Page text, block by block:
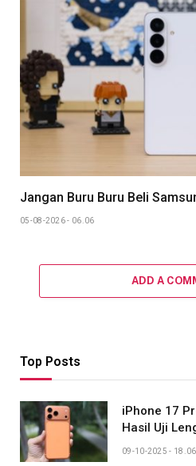
Jangan Buru Buru Beli
05-08-2026 - 06.06
ADD A
Top Posts
iPhone 17
Hasil Uji
09-10-2025 - 18.06